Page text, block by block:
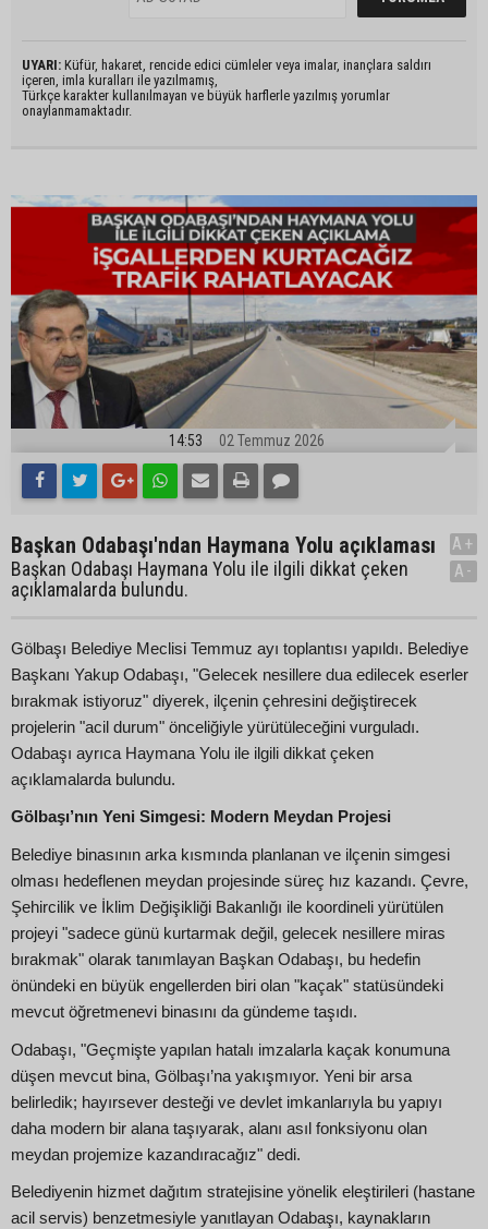
UYARI: Küfür, hakaret, rencide edici cümleler veya imalar, inançlara saldırı
içeren, imla kuralları ile yazılmamış,
Türkçe karakter kullanılmayan ve büyük harflerle yazılmış yorumlar
onaylanmamaktadır.
14:53 02 Temmuz 2026
Başkan Odabaşı'ndan Haymana Yolu açıklaması
Başkan Odabaşı Haymana Yolu ile ilgili dikkat çeken
açıklamalarda bulundu.
A+
A-
Gölbaşı Belediye Meclisi Temmuz ayı toplantısı yapıldı. Belediye
Başkanı Yakup Odabaşı, "Gelecek nesillere dua edilecek eserler
bırakmak istiyoruz" diyerek, ilçenin çehresini değiştirecek
projelerin "acil durum" önceliğiyle yürütüleceğini vurguladı.
Odabaşı ayrıca Haymana Yolu ile ilgili dikkat çeken
açıklamalarda bulundu.
Gölbaşı’nın Yeni Simgesi: Modern Meydan Projesi
Belediye binasının arka kısmında planlanan ve ilçenin simgesi
olması hedeflenen meydan projesinde süreç hız kazandı. Çevre,
Şehircilik ve İklim Değişikliği Bakanlığı ile koordineli yürütülen
projeyi "sadece günü kurtarmak değil, gelecek nesillere miras
bırakmak" olarak tanımlayan Başkan Odabaşı, bu hedefin
önündeki en büyük engellerden biri olan "kaçak" statüsündeki
mevcut öğretmenevi binasını da gündeme taşıdı.
Odabaşı, "Geçmişte yapılan hatalı imzalarla kaçak konumuna
düşen mevcut bina, Gölbaşı’na yakışmıyor. Yeni bir arsa
belirledik; hayırsever desteği ve devlet imkanlarıyla bu yapıyı
daha modern bir alana taşıyarak, alanı asıl fonksiyonu olan
meydan projemize kazandıracağız" dedi.
Belediyenin hizmet dağıtım stratejisine yönelik eleştirileri (hastane
acil servis) benzetmesiyle yanıtlayan Odabaşı, kaynakların